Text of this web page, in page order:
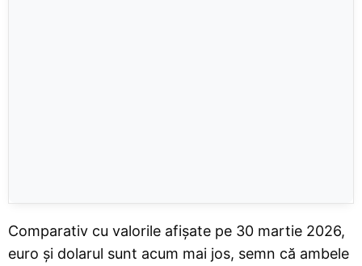
Comparativ cu valorile afișate pe 30 martie 2026,
euro și dolarul sunt acum mai jos, semn că ambele